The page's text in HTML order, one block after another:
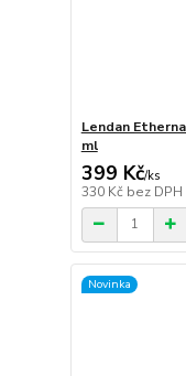
Lendan
ml
399 Kč/ks
330 Kč bez DPH
Novinka